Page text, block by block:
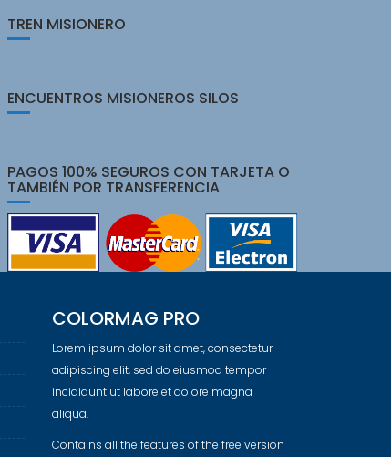
TREN MISIONERO
ENCUENTROS MISIONEROS SILOS
PAGOS 100% SEGUROS CON TARJETA O
TAMBIÉN POR TRANSFERENCIA
COLORMAG PRO
Lorem ipsum dolor sit amet, consectetur
adipiscing elit, sed do eiusmod tempor
incididunt ut labore et dolore magna
aliqua.
Contains all the features of the free version